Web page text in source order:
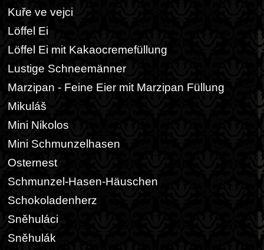
Kuře ve vejci
Löffel Ei
Löffel Ei mit Kakaocremefüllung
Lustige Schneemänner
Marzipan - Feine Eier mit Marzipan Füllung
Mikuláš
Mini Nikolos
Mini Schmunzelhasen
Osternest
Schmunzel-Hasen-Häuschen
Schokoladenherz
Sněhuláci
Sněhulák